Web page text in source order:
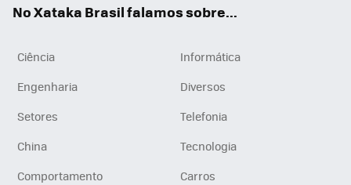
No Xataka Brasil falamos sobre...
Ciência
Informática
Engenharia
Diversos
Setores
Telefonia
China
Tecnologia
Comportamento
Carros